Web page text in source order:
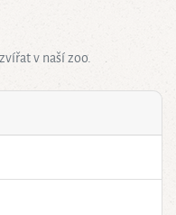
v naší zoo.